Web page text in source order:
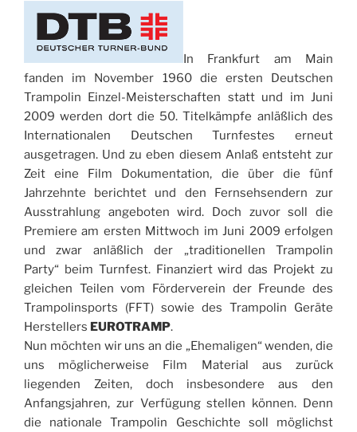
In Frankfurt am Main
fanden im November 1960 die ersten Deutschen
Trampolin Einzel-Meisterschaften statt und im Juni
2009 werden dort die 50. Titelkämpfe anläßlich des
Internationalen Deutschen Turnfestes erneut
ausgetragen. Und zu eben diesem Anlaß entsteht zur
Zeit eine Film Dokumentation, die über die fünf
Jahrzehnte berichtet und den Fernsehsendern zur
Ausstrahlung angeboten wird. Doch zuvor soll die
Premiere am ersten Mittwoch im Juni 2009 erfolgen
und zwar anläßlich der „traditionellen Trampolin
Party“ beim Turnfest. Finanziert wird das Projekt zu
gleichen Teilen vom Förderverein der Freunde des
Trampolinsports (FFT) sowie des Trampolin Geräte
Herstellers EUROTRAMP.
Nun möchten wir uns an die „Ehemaligen“ wenden, die
uns möglicherweise Film Material aus zurück
liegenden Zeiten, doch insbesondere aus den
Anfangsjahren, zur Verfügung stellen können. Denn
die nationale Trampolin Geschichte soll möglichst